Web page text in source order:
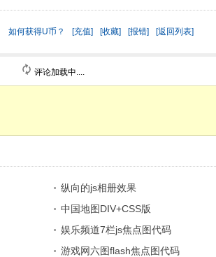
如何获得U币？ [充值] [收藏] [报错] [返回列表]
评论加载中....
纵向的js相册效果
中国地图DIV+CSS版
娱乐频道7栏js焦点图代码
游戏网六图flash焦点图代码